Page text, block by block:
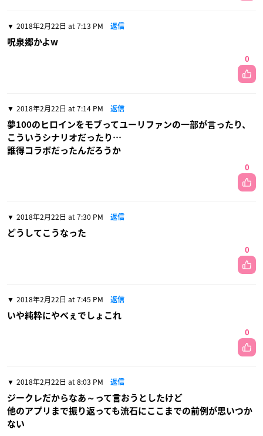
2018年2月22日 at 7:13 PM 返信
呪泉郷かよw
0
2018年2月22日 at 7:14 PM 返信
夢100のヒロインをモブってユーリファンの一部が言ったり、
こういうシナリオだったり…
誰得コラボだったんだろうか
0
2018年2月22日 at 7:30 PM 返信
どうしてこうなった
0
2018年2月22日 at 7:45 PM 返信
いや純粋にやべぇでしょこれ
0
2018年2月22日 at 8:03 PM 返信
ジークレだからなあ～って言おうとしたけど
他のアプリまで振り返っても流石にここまでの前例が思いつか
ない